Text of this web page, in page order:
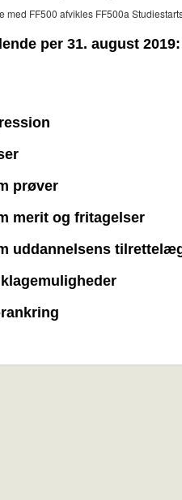
med FF500 afvikles FF500a
per 31. august
prøver
merit og fritagelser
uddannelsens